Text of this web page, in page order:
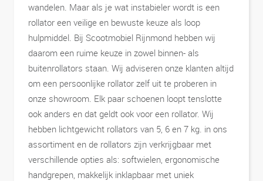
wandelen. Maar als je wat instabieler wordt is een
rollator een veilige en bewuste keuze als loop
hulpmiddel. Bij Scootmobiel Rijnmond hebben wij
daarom een ruime keuze in zowel binnen- als
buitenrollators staan. Wij adviseren onze klanten altijd
om een persoonlijke rollator zelf uit te proberen in
onze showroom. Elk paar schoenen loopt tenslotte
ook anders en dat geldt ook voor een rollator. Wij
hebben lichtgewicht rollators van 5, 6 en 7 kg. in ons
assortiment en de rollators zijn verkrijgbaar met
verschillende opties als: softwielen, ergonomische
handgrepen, makkelijk inklapbaar met uniek